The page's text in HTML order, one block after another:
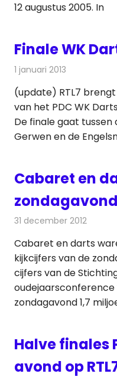
12 augustus 2005. In
Finale WK
1 januari 2013
(update) RTL7
van het PDC WK
De finale gaat tussen
Gerwen en de
Cabaret en
zondagavond
31 december 2012
Cabaret en darts
kijkcijfers van de
cijfers van de
oudejaarsconference
zondagavond 1,7
Halve finales
avond op